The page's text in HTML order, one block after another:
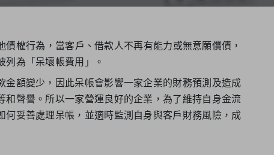
權行為，當客戶、借款人不再有能力或無意願償債，
列為「呆壞帳費用」。
額變少，因此呆帳會影響一家企業的財務預測及造成
聲譽。所以一家營運良好的企業，為了維持自身金流
妥善處理呆帳，並適時監測自身與客戶財務風險，成